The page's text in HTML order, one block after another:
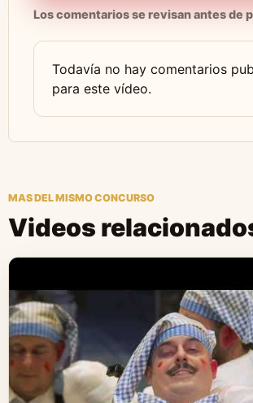
Los comentarios se revisan antes de
Todavía no hay comentarios
para este vídeo.
MAS DEL MISMO CONCURSO
Videos